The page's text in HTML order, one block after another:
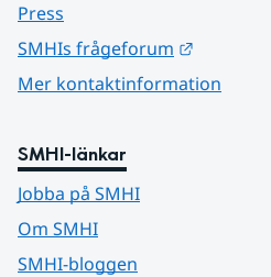
Press
SMHIs frågeforum
Mer kontaktinformation
SMHI-länkar
Jobba på SMHI
Om SMHI
SMHI-bloggen